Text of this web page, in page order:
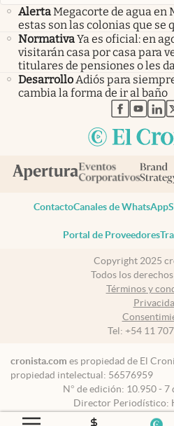
AlertaMegacorte de agua en
estas son las colonias que
NormativaYa es oficial: en
visitarán casa por casa para
titulares de pensiones o les
DesarrolloAdiós para
cambia la forma de ir al baño
abre en
abre
ContactoCanales de WhatsApp
Portal de Proveedores
Copyright 2025
Todos los
Términos y
Tel: +54 11
cronista.com es propiedad de El
propiedad intelectual: 56576959
N° de edición: 10.950 - 7
Director Periodístico: